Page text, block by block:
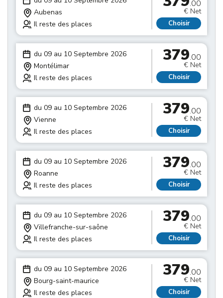
Aubenas
Il reste des places
.00
€ Net
Choisir
du 09 au 10 Septembre 2026
Montélimar
Il reste des places
379.00
€ Net
Choisir
du 09 au 10 Septembre 2026
Vienne
Il reste des places
379.00
€ Net
Choisir
du 09 au 10 Septembre 2026
Roanne
Il reste des places
379.00
€ Net
Choisir
du 09 au 10 Septembre 2026
Villefranche-sur-saône
Il reste des places
379.00
€ Net
Choisir
du 09 au 10 Septembre 2026
Bourg-saint-maurice
Il reste des places
379.00
€ Net
Choisir